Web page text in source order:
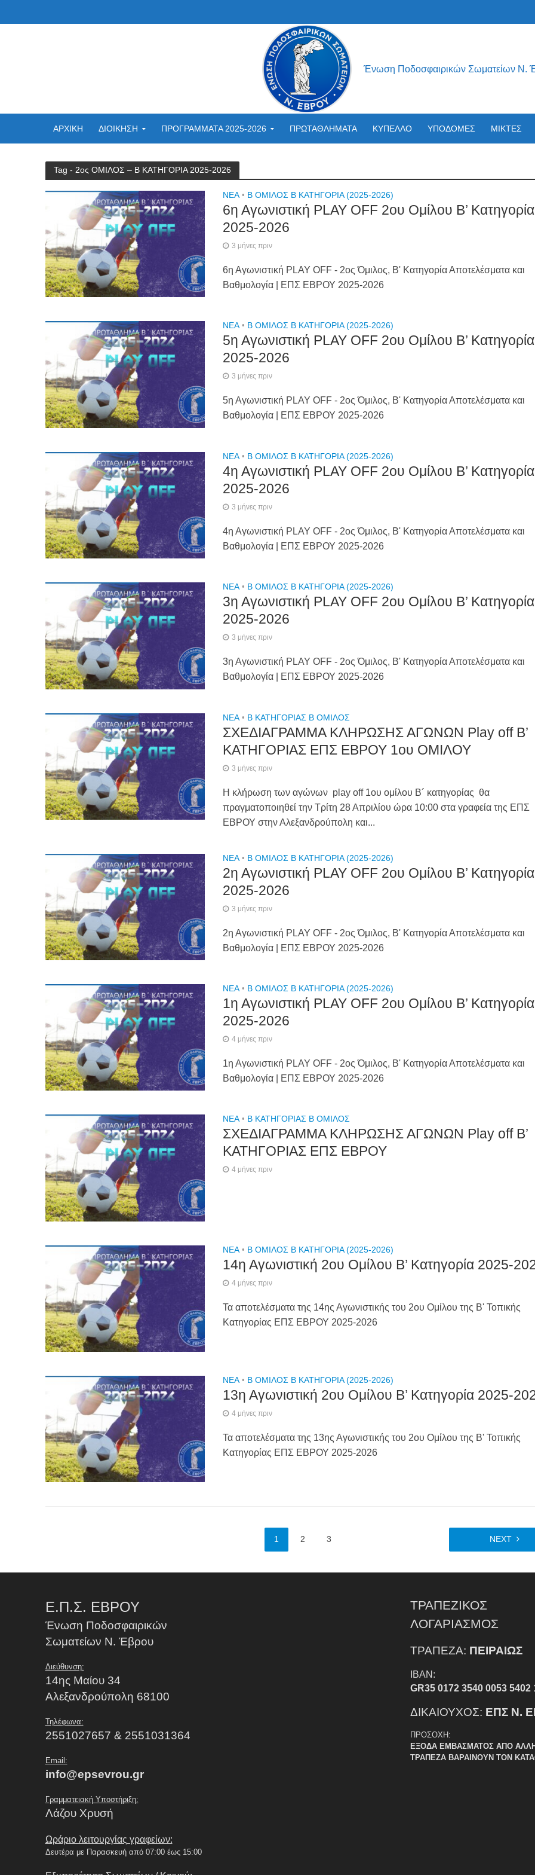
Ένωση Ποδοσφαιρικών Σωματείων Ν.
ΑΡΧΙΚΗ ΔΙΟΙΚΗΣΗ ΠΡΟΓΡΑΜΜΑΤΑ 2025-2026 ΠΡΩΤΑΘΛΗΜΑΤΑ ΚΥΠΕΛΛΟ ΥΠΟΔΟΜΕΣ ΜΙΚΤΕΣ
Tag - 2ος ΟΜΙΛΟΣ – Β ΚΑΤΗΓΟΡΙΑ 2025-2026
NEA • Β ΟΜΙΛΟΣ Β ΚΑΤΗΓΟΡΙΑ (2025-2026)
6η Αγωνιστική PLAY OFF 2ου Ομίλου Β’ Κατηγορία
2025-2026
3 μήνες πριν
6η Αγωνιστική PLAY OFF - 2ος Όμιλος, Β' Κατηγορία Αποτελέσματα και
Βαθμολογία | ΕΠΣ ΕΒΡΟΥ 2025-2026
NEA • Β ΟΜΙΛΟΣ Β ΚΑΤΗΓΟΡΙΑ (2025-2026)
5η Αγωνιστική PLAY OFF 2ου Ομίλου Β’ Κατηγορία
2025-2026
3 μήνες πριν
5η Αγωνιστική PLAY OFF - 2ος Όμιλος, Β' Κατηγορία Αποτελέσματα και
Βαθμολογία | ΕΠΣ ΕΒΡΟΥ 2025-2026
NEA • Β ΟΜΙΛΟΣ Β ΚΑΤΗΓΟΡΙΑ (2025-2026)
4η Αγωνιστική PLAY OFF 2ου Ομίλου Β’ Κατηγορία
2025-2026
3 μήνες πριν
4η Αγωνιστική PLAY OFF - 2ος Όμιλος, Β' Κατηγορία Αποτελέσματα και
Βαθμολογία | ΕΠΣ ΕΒΡΟΥ 2025-2026
NEA • Β ΟΜΙΛΟΣ Β ΚΑΤΗΓΟΡΙΑ (2025-2026)
3η Αγωνιστική PLAY OFF 2ου Ομίλου Β’ Κατηγορία
2025-2026
3 μήνες πριν
3η Αγωνιστική PLAY OFF - 2ος Όμιλος, Β' Κατηγορία Αποτελέσματα και
Βαθμολογία | ΕΠΣ ΕΒΡΟΥ 2025-2026
NEA • Β ΚΑΤΗΓΟΡΙΑΣ Β ΟΜΙΛΟΣ
ΣΧΕΔΙΑΓΡΑΜΜΑ ΚΛΗΡΩΣΗΣ ΑΓΩΝΩΝ Play off B’
ΚΑΤΗΓΟΡΙΑΣ ΕΠΣ ΕΒΡΟΥ 1ου ΟΜΙΛΟΥ
3 μήνες πριν
Η κλήρωση των αγώνων play off 1ου ομίλου Β´ κατηγορίας θα
πραγματοποιηθεί την Τρίτη 28 Απριλίου ώρα 10:00 στα γραφεία της ΕΠΣ
ΕΒΡΟΥ στην Αλεξανδρούπολη και...
NEA • Β ΟΜΙΛΟΣ Β ΚΑΤΗΓΟΡΙΑ (2025-2026)
2η Αγωνιστική PLAY OFF 2ου Ομίλου Β’ Κατηγορία
2025-2026
3 μήνες πριν
2η Αγωνιστική PLAY OFF - 2ος Όμιλος, Β' Κατηγορία Αποτελέσματα και
Βαθμολογία | ΕΠΣ ΕΒΡΟΥ 2025-2026
NEA • Β ΟΜΙΛΟΣ Β ΚΑΤΗΓΟΡΙΑ (2025-2026)
1η Αγωνιστική PLAY OFF 2ου Ομίλου Β’ Κατηγορία
2025-2026
4 μήνες πριν
1η Αγωνιστική PLAY OFF - 2ος Όμιλος, Β' Κατηγορία Αποτελέσματα και
Βαθμολογία | ΕΠΣ ΕΒΡΟΥ 2025-2026
NEA • Β ΚΑΤΗΓΟΡΙΑΣ Β ΟΜΙΛΟΣ
ΣΧΕΔΙΑΓΡΑΜΜΑ ΚΛΗΡΩΣΗΣ ΑΓΩΝΩΝ Play off B’
ΚΑΤΗΓΟΡΙΑΣ ΕΠΣ ΕΒΡΟΥ
4 μήνες πριν
NEA • Β ΟΜΙΛΟΣ Β ΚΑΤΗΓΟΡΙΑ (2025-2026)
14η Αγωνιστική 2ου Ομίλου Β’ Κατηγορία 2025-
4 μήνες πριν
Τα αποτελέσματα της 14ης Αγωνιστικής του 2ου Ομίλου της Β' Τοπικής
Κατηγορίας ΕΠΣ ΕΒΡΟΥ 2025-2026
NEA • Β ΟΜΙΛΟΣ Β ΚΑΤΗΓΟΡΙΑ (2025-2026)
13η Αγωνιστική 2ου Ομίλου Β’ Κατηγορία 2025-
4 μήνες πριν
Τα αποτελέσματα της 13ης Αγωνιστικής του 2ου Ομίλου της Β' Τοπικής
Κατηγορίας ΕΠΣ ΕΒΡΟΥ 2025-2026
1 2 3 NEXT
Ε.Π.Σ. ΕΒΡΟΥ
Ένωση Ποδοσφαιρικών
Σωματείων Ν. Έβρου
Διεύθυνση:
14ης Μαίου 34
Αλεξανδρούπολη 68100
Τηλέφωνα:
2551027657 & 2551031364
Email:
info@epsevrou.gr
Γραμματειακή Υποστήριξη:
Λάζου Χρυσή
Ωράριο λειτουργίας γραφείων:
Δευτέρα με Παρασκευή από 07:00 έως 15:00
ΤΡΑΠΕΖΙΚΟΣ
ΛΟΓΑΡΙΑΣΜΟΣ
ΤΡΑΠΕΖΑ: ΠΕΙΡΑΙΩΣ
IBAN:
GR35 0172 3540 0053 5402
ΔΙΚΑΙΟΥΧΟΣ: ΕΠΣ Ν.
ΠΡΟΣΟΧΗ:
ΕΞΟΔΑ ΕΜΒΑΣΜΑΤΟΣ ΑΠΟ
ΤΡΑΠΕΖΑ ΒΑΡΑΙΝΟΥΝ ΤΟΝ